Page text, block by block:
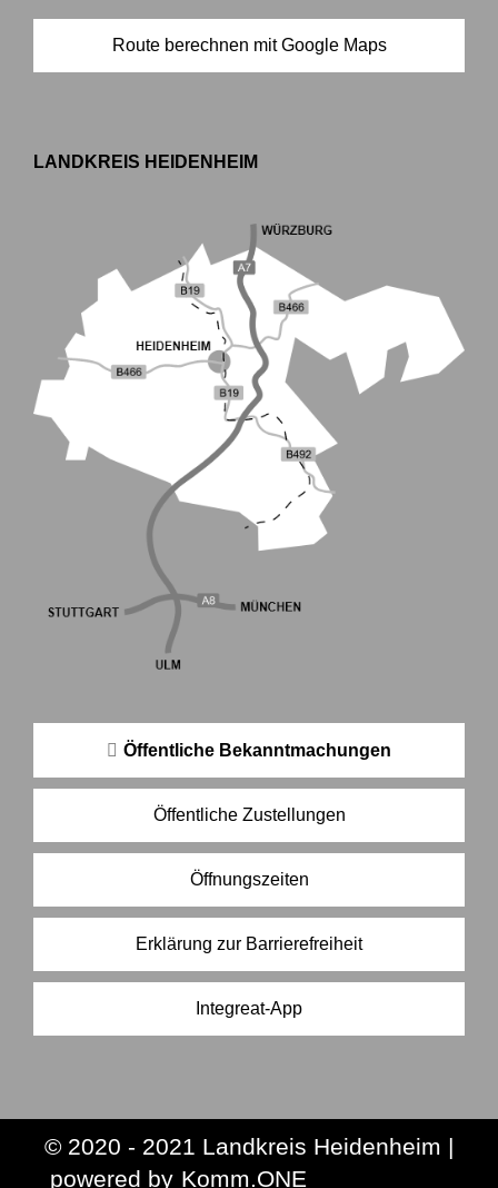
Route berechnen mit Google Maps
LANDKREIS HEIDENHEIM
Öffentliche Bekanntmachungen
Öffentliche Zustellungen
Öffnungszeiten
Erklärung zur Barrierefreiheit
Integreat-App
© 2020 - 2021 Landkreis Heidenheim |
powered by Komm.ONE